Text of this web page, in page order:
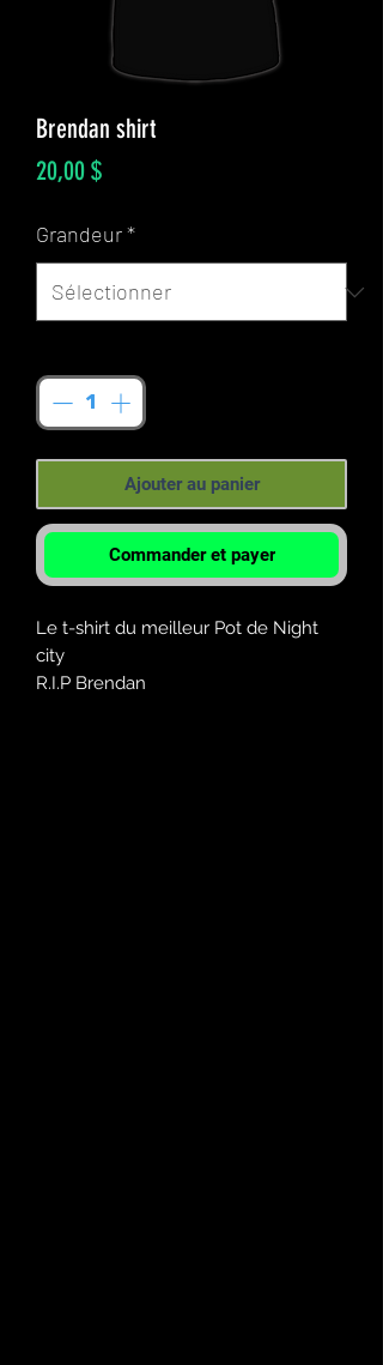
Brendan shirt
20,00 $Prix
Grandeur*
Ajouter au panier
Commander et payer
Le t-shirt du meilleur Pot de Night
city
R.I.P Brendan